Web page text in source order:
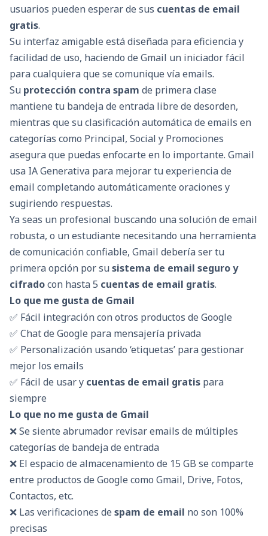
usuarios pueden esperar de sus cuentas de email
gratis.
Su interfaz amigable está diseñada para eficiencia y
facilidad de uso, haciendo de Gmail un iniciador fácil
para cualquiera que se comunique vía emails.
Su protección contra spam de primera clase
mantiene tu bandeja de entrada libre de desorden,
mientras que su clasificación automática de emails en
categorías como Principal, Social y Promociones
asegura que puedas enfocarte en lo importante. Gmail
usa IA Generativa para mejorar tu experiencia de
email completando automáticamente oraciones y
sugiriendo respuestas.
Ya seas un profesional buscando una solución de email
robusta, o un estudiante necesitando una herramienta
de comunicación confiable, Gmail debería ser tu
primera opción por susistema de email seguro y
cifradocon hasta 5 cuentas de email gratis.
Lo que me gusta de Gmail
✅ Fácil integración con otros productos de Google
✅ Chat de Google para mensajería privada
✅ Personalización usando ‘etiquetas’ para gestionar
mejor los emails
✅ Fácil de usar y cuentas de email gratis para
siempre
Lo que no me gusta de Gmail
❌ Se siente abrumador revisar emails de múltiples
categorías de bandeja de entrada
❌ El espacio de almacenamiento de 15 GB se comparte
entre productos de Google como Gmail, Drive, Fotos,
Contactos, etc.
❌ Las verificaciones de spam de email no son 100%
precisas